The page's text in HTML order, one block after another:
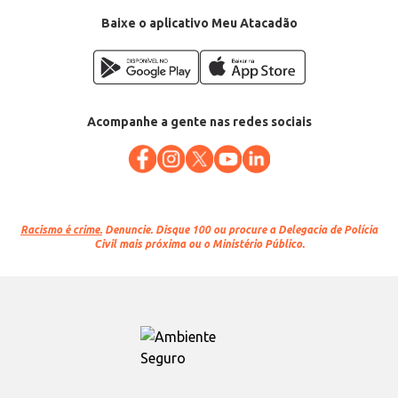
Baixe o aplicativo Meu Atacadão
Acompanhe a gente nas redes sociais
Racismo é crime. Denuncie. Disque 100 ou procure a Delegacia de Polícia
Civil mais próxima ou o Ministério Público.